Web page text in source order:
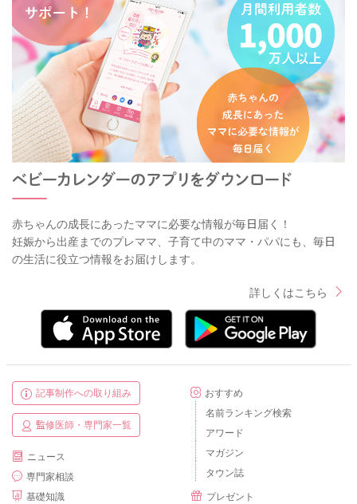
赤ちゃんの成長にあったママに必要な情報が毎日届く！
妊娠から出産までのプレママ、子育て中のママ・パパにも、毎日
の生活に役立つ情報をお届けします。
詳しくはこちら
記事制作への取り組み
監修医師・専門家一覧
ニュース
専門家相談
基礎知識
おすすめ
名前ランキング検索
アワード
マガジン
タウン誌
プレゼント